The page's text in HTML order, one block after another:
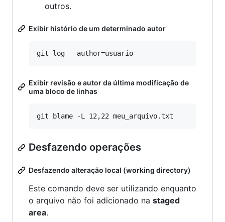
outros.
Exibir histório de um determinado autor
Exibir revisão e autor da última modificação de
uma bloco de linhas
Desfazendo operações
Desfazendo alteração local (working directory)
Este comando deve ser utilizando enquanto
o arquivo não foi adicionado na staged
area.